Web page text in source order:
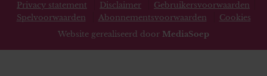
Privacy statement Disclaimer
Gebruikersvoorwaarden
Spelvoorwaarden
Abonnementsvoorwaarden
Cookies
Website gerealiseerd door MediaSoep